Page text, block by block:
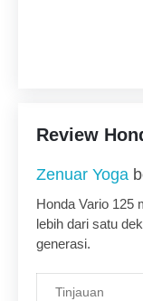
Review
Zenuar Yoga
Honda Vario 125
lebih dari satu
generasi.
Tinjauan